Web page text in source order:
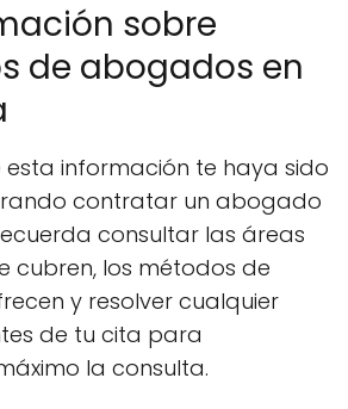
sobre
de abogados en
esta información te haya sido
contratar un abogado
consultar las áreas
cubren, los métodos de
y resolver cualquier
de tu cita para
la consulta.